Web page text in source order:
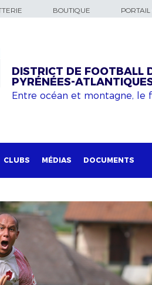
BOUTIQUE
DISTRICT DE FOOTBALL
PYRÉNÉES-
Entre océan et montagne, le
CLUBS MÉDIAS DOCUMENTS